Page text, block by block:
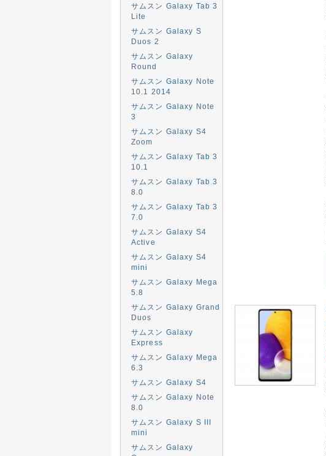
サムスン Galaxy Tab 3
Lite
サムスン Galaxy S
Duos 2
サムスン Galaxy
Round
サムスン Galaxy Note
10.1 2014
サムスン Galaxy Note
3
サムスン Galaxy S4
Zoom
サムスン Galaxy Tab 3
10.1
サムスン Galaxy Tab 3
8.0
サムスン Galaxy Tab 3
7.0
サムスン Galaxy S4
Active
サムスン Galaxy S4
mini
サムスン Galaxy Mega
5.8
サムスン Galaxy Grand
Duos
サムスン Galaxy
Express
サムスン Galaxy Mega
6.3
サムスン Galaxy S4
サムスン Galaxy Note
8.0
サムスン Galaxy S III
mini
サムスン Galaxy